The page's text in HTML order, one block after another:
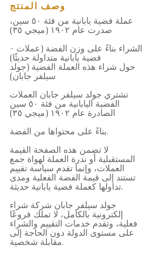
وصف المنتج
عملة فضية يابانية من فئة ٥٠ سين،
صدرت عام ١٩٠٢ (ميجي ٣٥)
- الشراء بناءً على وزن الفضة (عملات
فضية يابانية متداولة حديثًا)
حول شراء هذه العملة الفضية (جولد
سيلفر جابان)
تشتري جولد سيلفر جابان العملات
الفضية اليابانية من فئة ٥٠ سين
الصادرة عام ١٩٠٢ (ميجي ٣٥)
بناءً على محتواها من الفضة.
لا تضمن هذه الصفحة القيمة
المستقبلية أو ندرة العملة لهواة جمع
العملات، وإنما تقدم سياسة تقييم
تستند إلى قيمة الفضة الفعلية ومدى
تداولها كعملة فضية يابانية حديثة.
جولد سيلفر جابان شركة شراء
إلكترونية بالكامل، لا تملك فروعًا
فعلية، وتقدم خدمات التقييم والشراء
على مستوى الدولة دون الحاجة إلى
مقابلة شخصية.